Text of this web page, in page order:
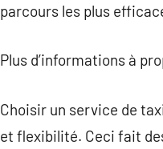
parcours les plus
Plus d’informations à
Choisir un service de
et flexibilité. Ceci fait